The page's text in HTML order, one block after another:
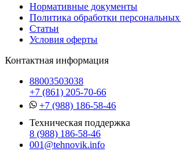
Нормативные документы
Политика обработки
Статьи
Условия оферты
Контактная информация
88003503038
+7 (861) 205-70-66
+7 (988) 186-58-46
Техническая поддержка
8 (988) 186-58-46
001@tehnovik.info